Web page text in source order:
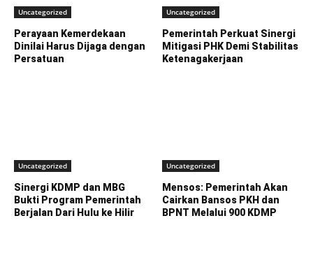
Uncategorized
Perayaan Kemerdekaan
Dinilai Harus Dijaga dengan
Persatuan
Uncategorized
Pemerintah Perkuat Sinergi
Mitigasi PHK Demi Stabilitas
Ketenagakerjaan
Uncategorized
Sinergi KDMP dan MBG
Bukti Program Pemerintah
Berjalan Dari Hulu ke Hilir
Uncategorized
Mensos: Pemerintah Akan
Cairkan Bansos PKH dan
BPNT Melalui 900 KDMP